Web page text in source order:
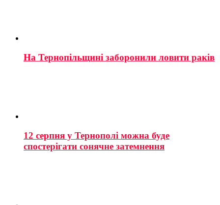
На Тернопільщині заборонили ловити раків
12 серпня у Тернополі можна буде
спостерігати сонячне затемнення